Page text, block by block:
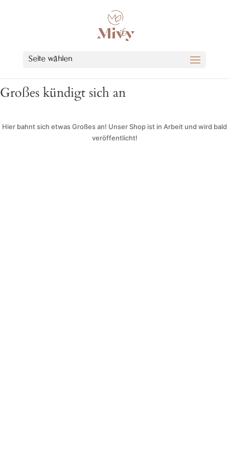
Seite wählen
Großes kündigt sich an
Hier bahnt sich etwas Großes an! Unser Shop ist in Arbeit und wird bald
veröffentlicht!